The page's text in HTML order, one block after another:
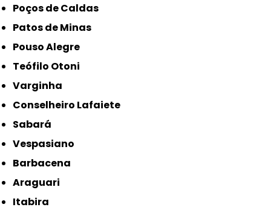
Poços de Caldas
Patos de Minas
Pouso Alegre
Teófilo Otoni
Varginha
Conselheiro Lafaiete
Sabará
Vespasiano
Barbacena
Araguari
Itabira